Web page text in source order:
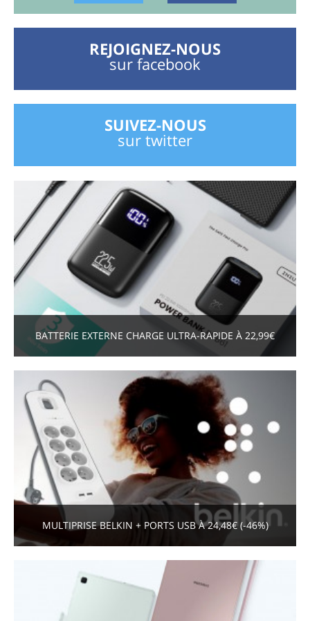
REJOIGNEZ-NOUS
sur facebook
SUIVEZ-NOUS
sur twitter
BATTERIE EXTERNE CHARGE ULTRA-RAPIDE À 22,99€
MULTIPRISE BELKIN + PORTS USB À 24,48€ (-46%)